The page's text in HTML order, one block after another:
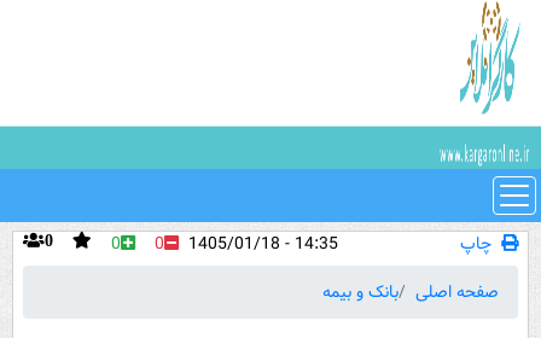
چاپ 0 0 0
14:35 - 1405/01/18
صفحه اصلی
بانک و بیمه